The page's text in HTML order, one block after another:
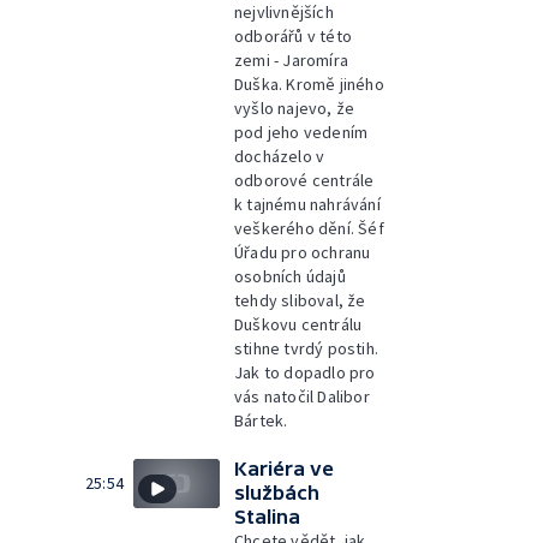
nejvlivnějších
odborářů v této
zemi - Jaromíra
Duška. Kromě jiného
vyšlo najevo, že
pod jeho vedením
docházelo v
odborové centrále
k tajnému nahrávání
veškerého dění. Šéf
Úřadu pro ochranu
osobních údajů
tehdy sliboval, že
Duškovu centrálu
stihne tvrdý postih.
Jak to dopadlo pro
vás natočil Dalibor
Bártek.
25:54
Kariéra ve
službách
Stalina